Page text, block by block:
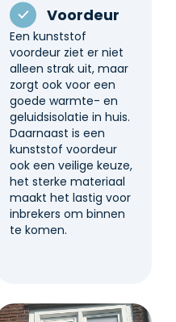
Voordeur
Een kunststof
voordeur ziet er niet
alleen strak uit, maar
zorgt ook voor een
goede warmte- en
geluidsisolatie in huis.
Daarnaast is een
kunststof voordeur
ook een veilige keuze,
het sterke materiaal
maakt het lastig voor
inbrekers om binnen
te komen.